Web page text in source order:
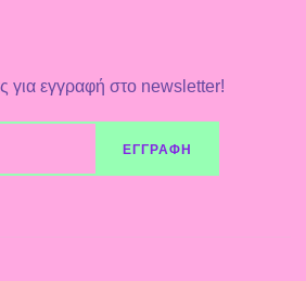
για εγγραφή στο newsletter!